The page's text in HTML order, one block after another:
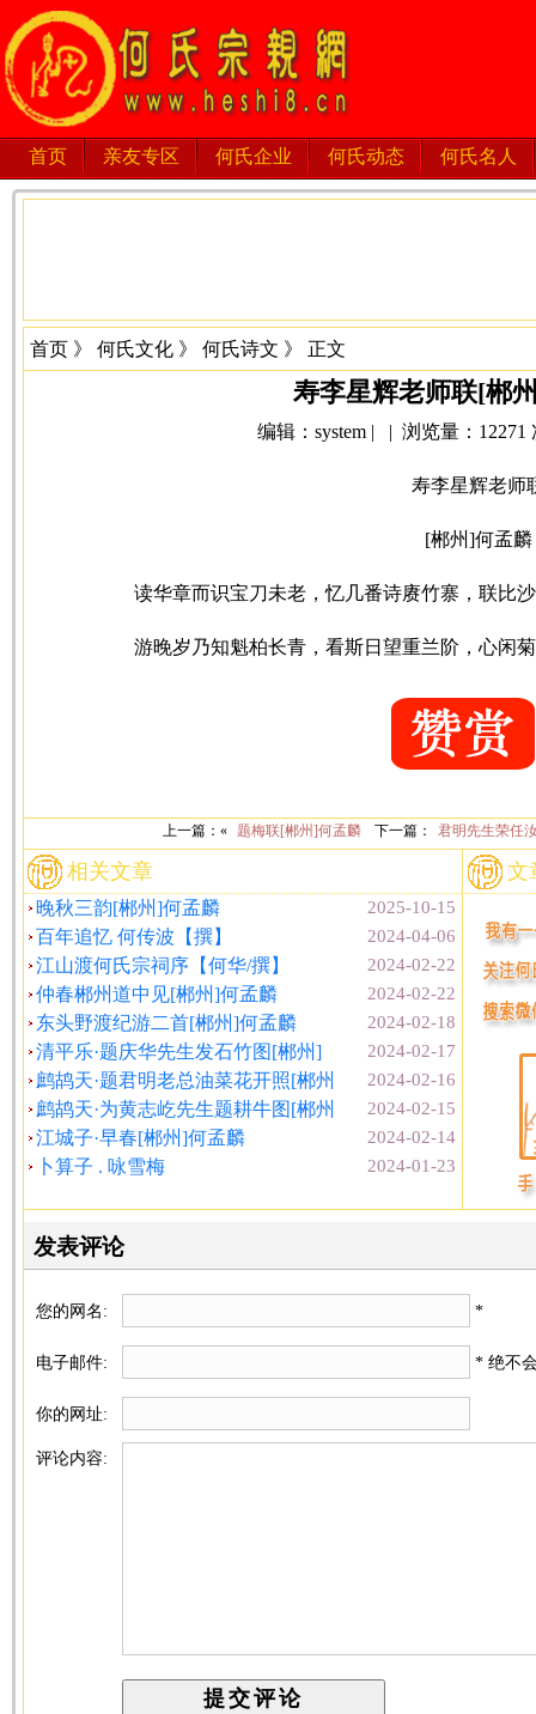
首页 亲友专区 何氏企业 何氏动态 何氏名人
首页 》 何氏文化 》 何氏诗文 》 正文
寿李星辉老师联[郴
编辑：system | | 浏览量：12271
寿李星辉老师
[郴州]何孟麟
读华章而识宝刀未老，忆几番诗赓竹寨，联比
游晚岁乃知魁柏长青，看斯日望重兰阶，心闲
上一篇：« 题梅联[郴州]何孟麟 下一篇： 君明先生荣任
相关文章
2025-10-15
晚秋三韵[郴州]何孟麟
2024-04-06
百年追忆 何传波【撰】
2024-02-22
江山渡何氏宗祠序【何华/撰】
2024-02-22
仲春郴州道中见[郴州]何孟麟
2024-02-18
东头野渡纪游二首[郴州]何孟麟
2024-02-17
清平乐·题庆华先生发石竹图[郴州]
2024-02-16
鹧鸪天·题君明老总油菜花开照[郴州
2024-02-15
鹧鸪天·为黄志屹先生题耕牛图[郴州
2024-02-14
江城子·早春[郴州]何孟麟
2024-01-23
卜算子 . 咏雪梅
文
发表评论
您的网名: *
电子邮件: * 绝不
你的网址:
评论内容: